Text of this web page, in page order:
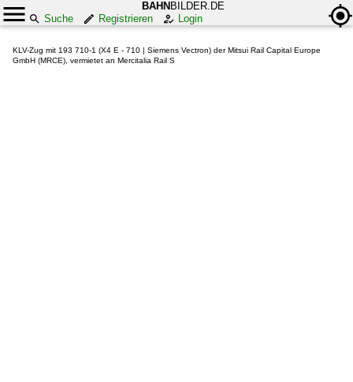
BAHN BILDER.DE
Suche
Registrieren Login
KLV-Zug mit 193 710-1 (X4 E - 710 | Siemens Vectron) der Mitsui Rail Capital Europe
GmbH (MRCE), vermietet an Mercitalia Rail S